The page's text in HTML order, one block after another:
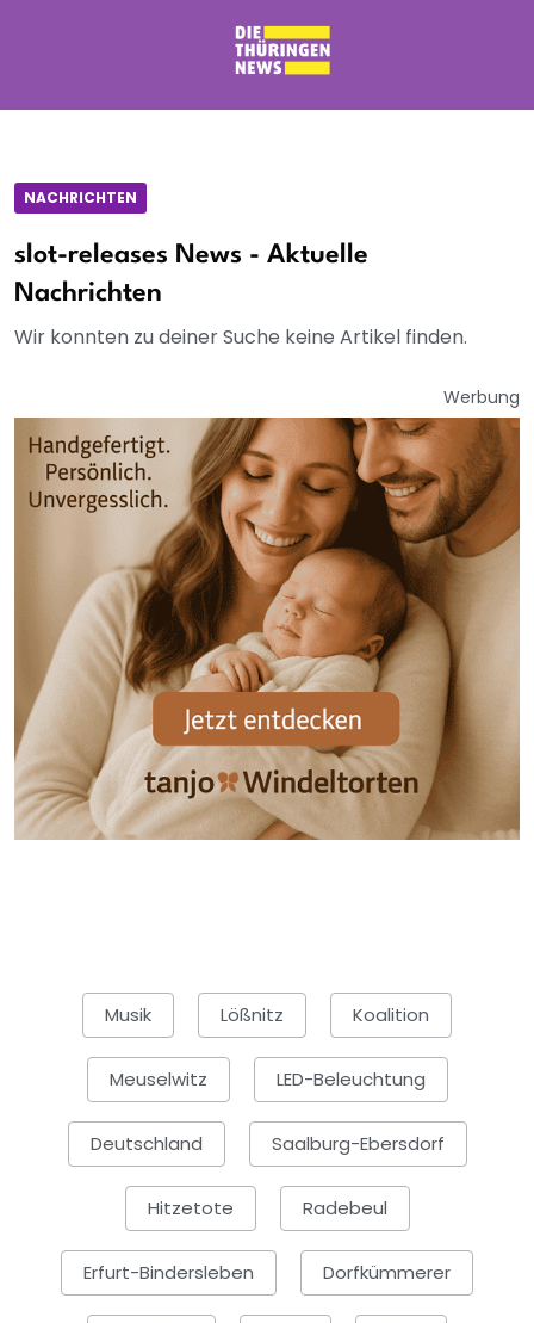
NACHRICHTEN
slot-releases News - Aktuelle
Nachrichten
Wir konnten zu deiner Suche keine Artikel finden.
Werbung
Musik Lößnitz Koalition
Meuselwitz LED-Beleuchtung
Deutschland Saalburg-Ebersdorf
Hitzetote Radebeul
Erfurt-Bindersleben Dorfkümmerer